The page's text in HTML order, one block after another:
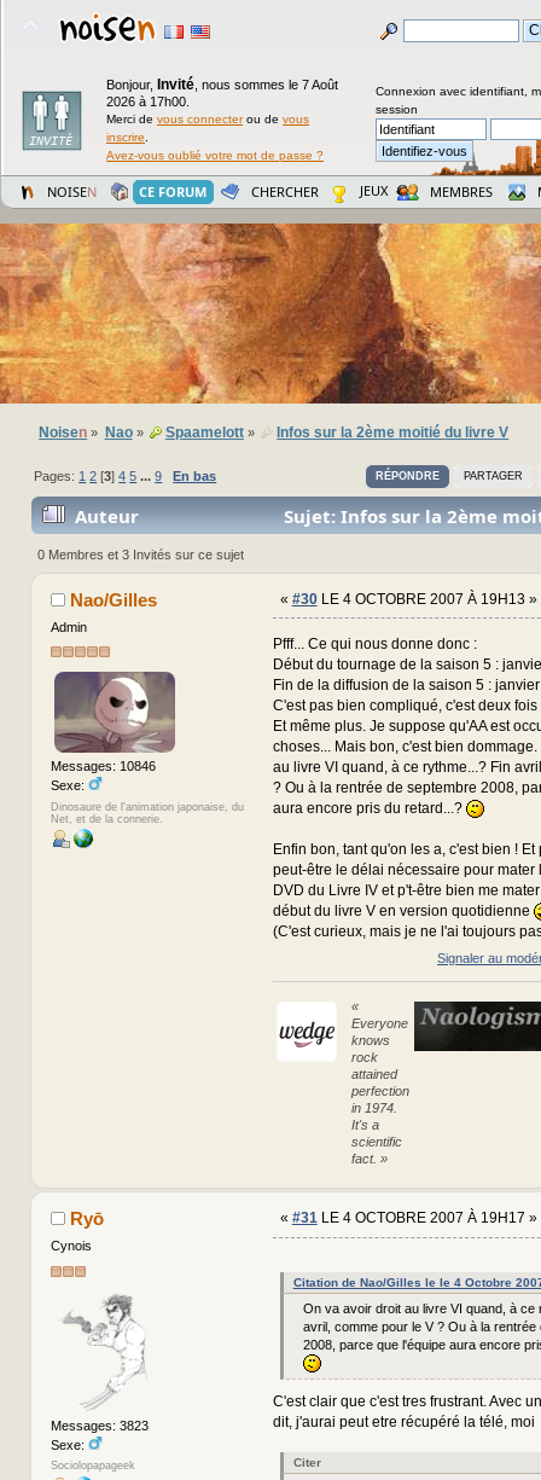
Bonjour, Invité nous sommes le 7 Août
2026 à 17h00.
Merci de vous connecterou de vous
inscrire
Avez-vous oublié votre mot de passe ?
Connexion avec identifiant,
session
NOISEN CE FORUM CHERCHER JEUX MEMBRES
Noisen » Nao» Spaamelott» Infos sur la 2ème moitié du livre V
RÉPONDRE PARTAGER
Pages: 1 2 [3]4 5 ...9 En bas
Auteur
Sujet: Infos sur la 2ème
(Lu 807992 fois)
0 Membres et 3 Invités sur ce sujet
Nao/Gilles
Admin
Messages: 10846
Sexe:
Dinosaure de l'animation japonaise, du
Net, et de la connerie.
« #30LE 4 OCTOBRE 2007 À 19H13 »
Pfff... Ce qui nous donne donc :
Début du tournage de la saison 5 :
Fin de la diffusion de la saison 5 :
C'est pas bien compliqué, c'est deux
Et même plus. Je suppose qu'AA est
choses... Mais bon, c'est bien
au livre VI quand, à ce rythme...? Fin
? Ou à la rentrée de septembre 2008,
aura encore pris du retard...?
Enfin bon, tant qu'on les a, c'est bien !
peut-être le délai nécessaire pour mater
DVD du Livre IV et p't-être bien me
début du livre V en version quotidienne
(C'est curieux, mais je ne l'ai toujours
Signaler au
«
Everyone
knows
rock
attained
perfection
in 1974.
It's a
scientific
fact. »
Ryō
Cynois
Messages: 3823
Sexe:
Sociolopapageek
« #31LE 4 OCTOBRE 2007 À 19H17 »
Citation de Nao/Gilles le le 4 Octobre
On va avoir droit au livre VI quand, à ce
avril, comme pour le V ? Ou à la rentrée
2008, parce que l'équipe aura encore
C'est clair que c'est tres frustrant. Avec
dit, j'aurai peut etre récupéré la télé, moi
Citer